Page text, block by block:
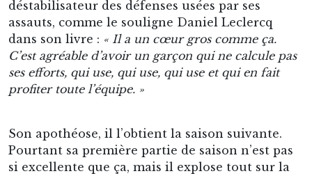
déstabilisateur des défenses usées par ses
assauts, comme le souligne Daniel Leclercq
dans son livre : « Il a un cœur gros comme ça.
C’est agréable d’avoir un garçon qui ne calcule pas
ses efforts, qui use, qui use, qui use et qui en fait
profiter toute l’équipe. »
Son apothéose, il l’obtient la saison suivante.
Pourtant sa première partie de saison n’est pas
si excellente que ça, mais il explose tout sur la